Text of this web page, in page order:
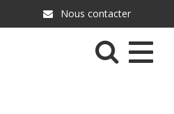
Nous contacter
Menu